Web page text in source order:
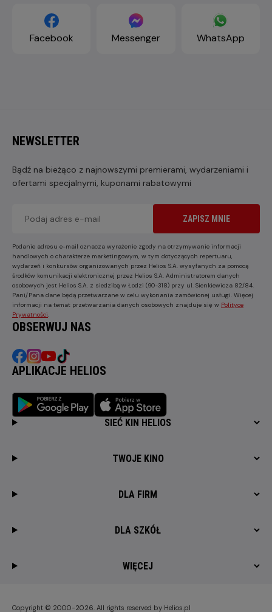
Facebook Messenger WhatsApp
NEWSLETTER
Bądź na bieżąco z najnowszymi premierami, wydarzeniami i
ofertami specjalnymi, kuponami rabatowymi
ZAPISZ MNIE
Podanie adresu e-mail oznacza wyrażenie zgody na otrzymywanie informacji
handlowych o charakterze marketingowym, w tym dotyczących repertuaru,
wydarzeń i konkursów organizowanych przez Helios S.A. wysyłanych za pomocą
środków komunikacji elektronicznej przez Helios S.A. Administratorem danych
osobowych jest Helios S.A. z siedzibą w Łodzi (90-318) przy ul. Sienkiewicza 82/84.
Pani/Pana dane będą przetwarzane w celu wykonania zamówionej usługi. Więcej
informacji na temat przetwarzania danych osobowych znajduje się w Polityce
Prywatności
OBSERWUJ NAS
APLIKACJE HELIOS
SIEĆ KIN HELIOS
TWOJE KINO
DLA FIRM
DLA SZKÓŁ
WIĘCEJ
Copyright © 2000-2026. All rights reserved by Helios.pl